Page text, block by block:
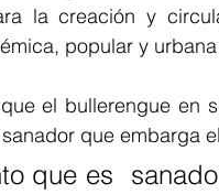
la creación y
popular y
el bullerengue en
que embarga